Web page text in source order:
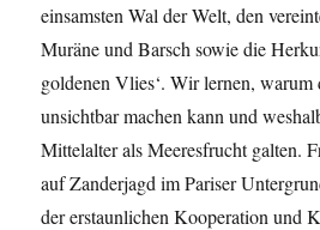
einsamsten Wal der Welt, den
Muräne und Barsch sowie die
goldenen Vlies‘. Wir lernen, warum
unsichtbar machen kann und
Mittelalter als Meeresfrucht galten.
auf Zanderjagd im Pariser
der erstaunlichen Kooperation und